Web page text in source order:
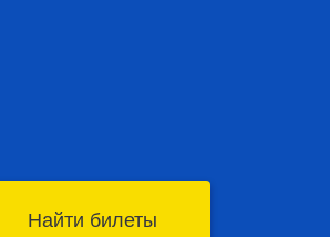
Найти билеты